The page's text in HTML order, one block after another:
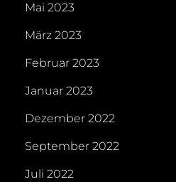
Mai 2023
März 2023
Februar 2023
Januar 2023
Dezember 2022
September 2022
Juli 2022